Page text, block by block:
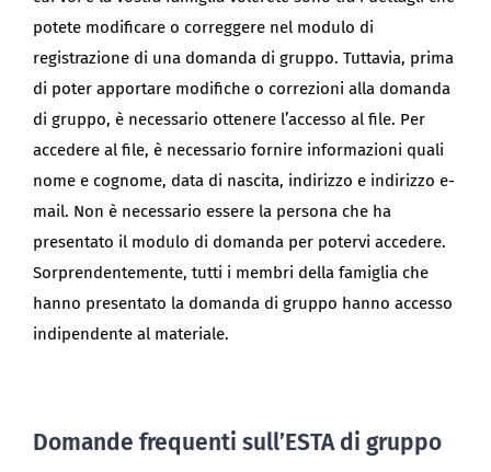
potete modificare o correggere nel modulo di
registrazione di una domanda di gruppo. Tuttavia, prima
di poter apportare modifiche o correzioni alla domanda
di gruppo, è necessario ottenere l’accesso al file. Per
accedere al file, è necessario fornire informazioni quali
nome e cognome, data di nascita, indirizzo e indirizzo e-
mail. Non è necessario essere la persona che ha
presentato il modulo di domanda per potervi accedere.
Sorprendentemente, tutti i membri della famiglia che
hanno presentato la domanda di gruppo hanno accesso
indipendente al materiale.
Domande frequenti sull’ESTA di gruppo